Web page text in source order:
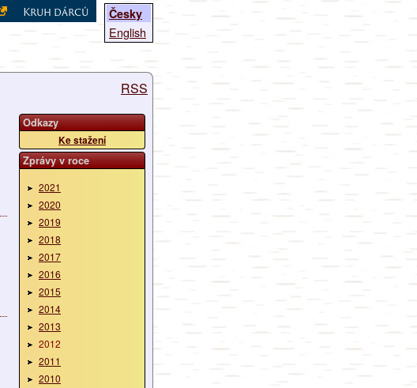
Česky
English
Kruh dárců
RSS
Odkazy
Ke stažení
Zprávy v roce
2021
2020
2019
2018
2017
2016
2015
2014
2013
2012
2011
2010